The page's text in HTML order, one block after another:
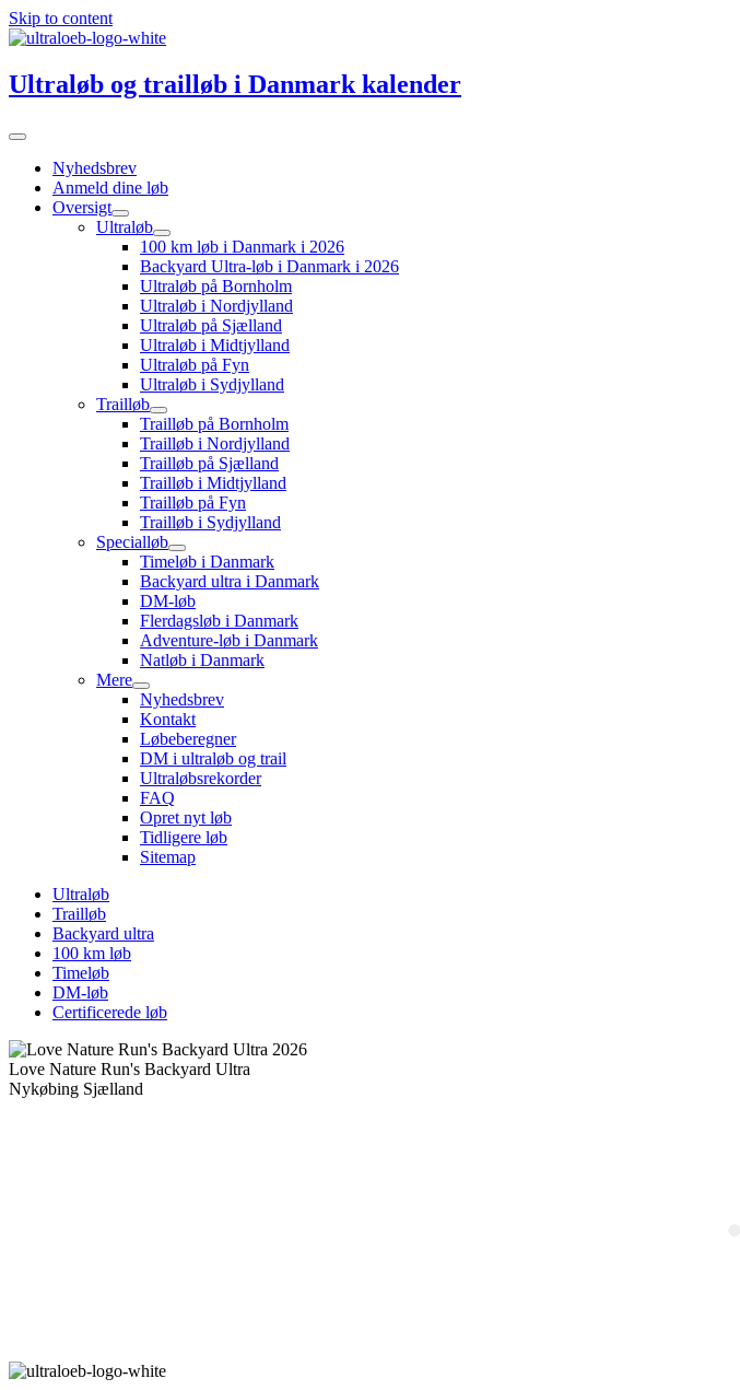
Skip to content
Ultraløb og trailløb i Danmark kalender
Nyhedsbrev
Anmeld dine løb
Oversigt
Ultraløb
100 km løb i Danmark i 2026
Backyard Ultra-løb i Danmark i 2026
Ultraløb på Bornholm
Ultraløb i Nordjylland
Ultraløb på Sjælland
Ultraløb i Midtjylland
Ultraløb på Fyn
Ultraløb i Sydjylland
Trailløb
Trailløb på Bornholm
Trailløb i Nordjylland
Trailløb på Sjælland
Trailløb i Midtjylland
Trailløb på Fyn
Trailløb i Sydjylland
Specialløb
Timeløb i Danmark
Backyard ultra i Danmark
DM-løb
Flerdagsløb i Danmark
Adventure-løb i Danmark
Natløb i Danmark
Mere
Nyhedsbrev
Kontakt
Løbeberegner
DM i ultraløb og trail
Ultraløbsrekorder
FAQ
Opret nyt løb
Tidligere løb
Sitemap
Ultraløb
Trailløb
Backyard ultra
100 km løb
Timeløb
DM-løb
Certificerede løb
Love Nature Run's Backyard Ultra
Nykøbing Sjælland